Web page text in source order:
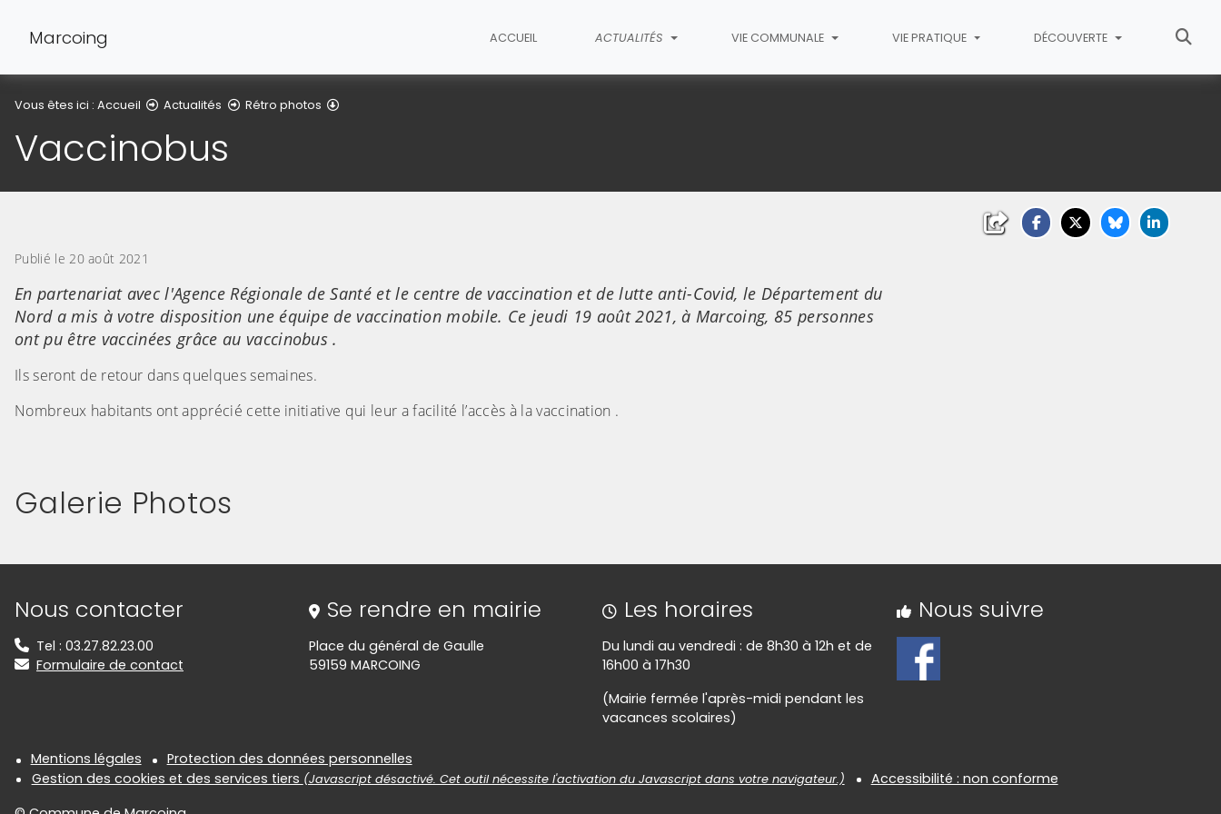
Marcoing ACCUEIL ACTUALITÉS VIE COMMUNALE VIE PRATIQUE DÉCOUVERTE
Vous êtes ici : Accueil Actualités Rétro photos
Vaccinobus
Publié le 20 août 2021
En partenariat avec l'Agence Régionale de Santé et le centre de vaccination et de lutte anti-Covid, le Département du
Nord a mis à votre disposition une équipe de vaccination mobile. Ce jeudi 19 août 2021, à Marcoing, 85 personnes
ont pu être vaccinées grâce au vaccinobus .
Ils seront de retour dans quelques semaines.
Nombreux habitants ont apprécié cette initiative qui leur a facilité l’accès à la vaccination .
Galerie Photos
Informations de contact
Nous contacter
Tel : 03.27.82.23.00
Formulaire de contact
Se rendre en mairie
Place du général de Gaulle
59159 MARCOING
Les horaires
Du lundi au vendredi : de 8h30 à 12h et de
16h00 à 17h30
(Mairie fermée l'après-midi pendant les
vacances scolaires)
Nous suivre
Informations réglementaires
Mentions légales
Protection des données personnelles
Gestion des cookies et des services tiers (Javascript désactivé. Cet outil nécessite l'activation du Javascript dans votre navigateur.)
Accessibilité : non conforme